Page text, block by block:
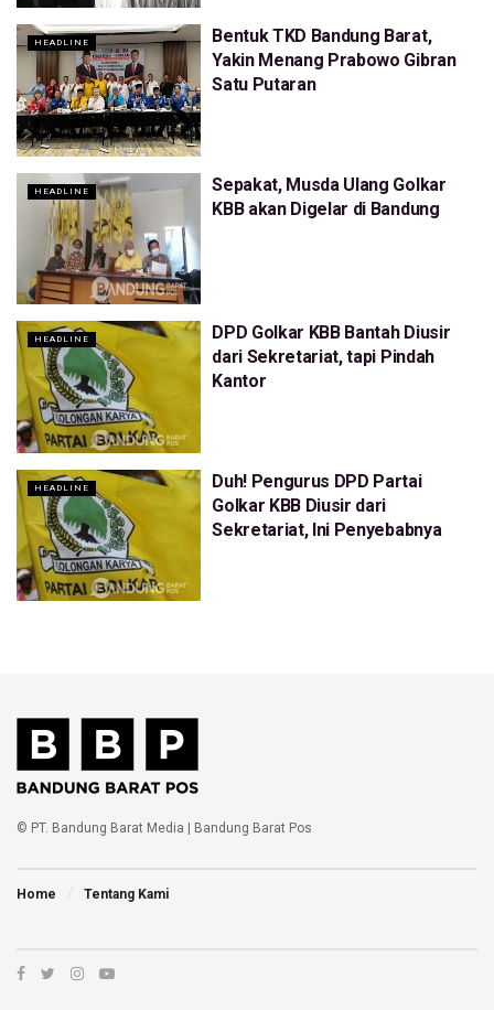
HEADLINE
Bentuk TKD Bandung Barat,
Yakin Menang Prabowo Gibran
Satu Putaran
HEADLINE
Sepakat, Musda Ulang Golkar
KBB akan Digelar di Bandung
HEADLINE
DPD Golkar KBB Bantah Diusir
dari Sekretariat, tapi Pindah
Kantor
HEADLINE
Duh! Pengurus DPD Partai
Golkar KBB Diusir dari
Sekretariat, Ini Penyebabnya
© PT. Bandung Barat Media | Bandung Barat Pos
Home Tentang Kami